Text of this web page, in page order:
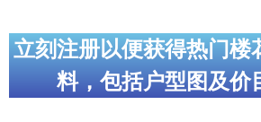
地产杂谈
走近加拿大
立刻注册以便获得热门楼
料，包括户型图及价